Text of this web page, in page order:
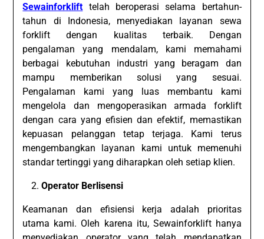
Sewainforklift telah beroperasi selama bertahun-
tahun di Indonesia, menyediakan layanan sewa
forklift dengan kualitas terbaik. Dengan
pengalaman yang mendalam, kami memahami
berbagai kebutuhan industri yang beragam dan
mampu memberikan solusi yang sesuai.
Pengalaman kami yang luas membantu kami
mengelola dan mengoperasikan armada forklift
dengan cara yang efisien dan efektif, memastikan
kepuasan pelanggan tetap terjaga. Kami terus
mengembangkan layanan kami untuk memenuhi
standar tertinggi yang diharapkan oleh setiap klien.
Operator Berlisensi
Keamanan dan efisiensi kerja adalah prioritas
utama kami. Oleh karena itu, Sewainforklift hanya